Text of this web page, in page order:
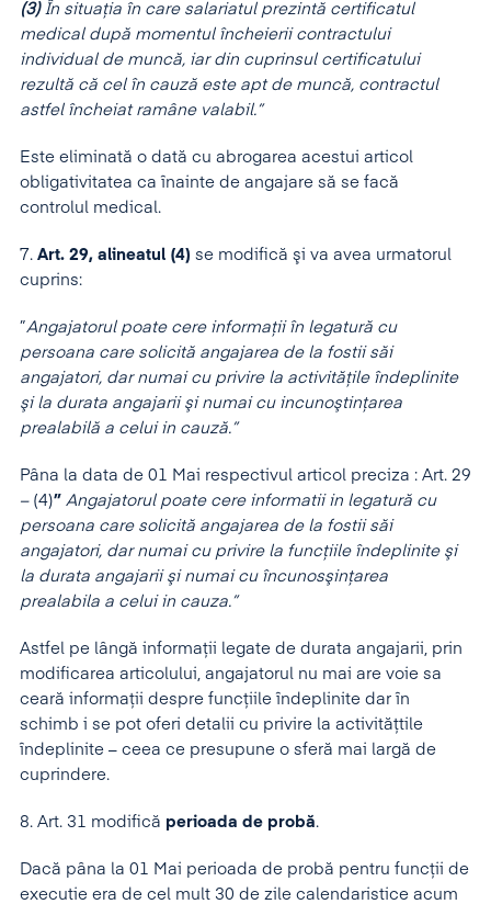
(3)În situația în care salariatul prezintă certificatul
medical după momentul încheierii contractului
individual de muncă, iar din cuprinsul certificatului
rezultă că cel în cauză este apt de muncă, contractul
astfel încheiat ramâne valabil.”
Este eliminată o dată cu abrogarea acestui articol
obligativitatea ca înainte de angajare să se facă
controlul medical.
7. Art. 29, alineatul (4) se modifică şi va avea urmatorul
cuprins:
”Angajatorul poate cere informaţii în legatură cu
persoana care solicită angajarea de la fostii săi
angajatori, dar numai cu privire la activităţile îndeplinite
şi la durata angajarii şi numai cu incunoştinţarea
prealabilă a celui in cauză.”
Pâna la data de 01 Mai respectivul articol preciza : Art. 29
– (4)” Angajatorul poate cere informatii in legatură cu
persoana care solicită angajarea de la fostii săi
angajatori, dar numai cu privire la funcţiile îndeplinite şi
la durata angajarii şi numai cu încunosşinţarea
prealabila a celui in cauza.”
Astfel pe lângă informaţii legate de durata angajarii, prin
modificarea articolului, angajatorul nu mai are voie sa
ceară informaţii despre funcţiile îndeplinite dar în
schimb i se pot oferi detalii cu privire la activităţtile
îndeplinite – ceea ce presupune o sferă mai largă de
cuprindere.
8. Art. 31 modifică perioada de probă.
Dacă pâna la 01 Mai perioada de probă pentru funcţii de
executie era de cel mult 30 de zile calendaristice acum